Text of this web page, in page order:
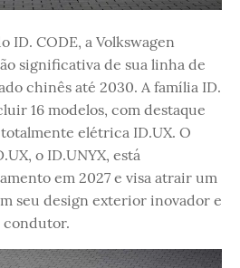
ID. CODE, a Volkswagen
significativa de sua linha de
chinês até 2030. A família ID.
16 modelos, com destaque
elétrica ID.UX. O
o ID.UNYX, está
em 2027 e visa atrair um
seu design exterior inovador e